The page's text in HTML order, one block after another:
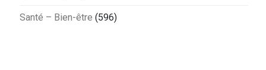
Santé – Bien-être (596)